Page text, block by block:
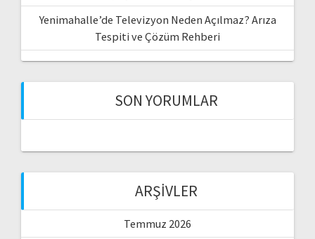
Yenimahalle’de Televizyon Neden Açılmaz? Arıza
Tespiti ve Çözüm Rehberi
SON YORUMLAR
ARŞIVLER
Temmuz 2026